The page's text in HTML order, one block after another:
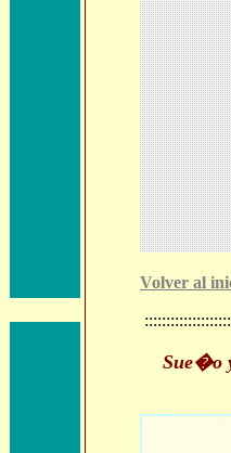
Volver al
Sue�o